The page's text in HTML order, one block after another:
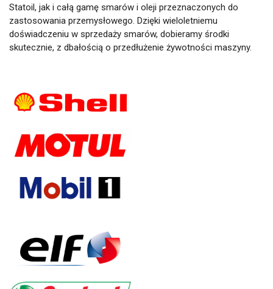
Statoil, jak i całą gamę smarów i oleji przeznaczonych do
zastosowania przemysłowego. Dzięki wieloletniemu
doświadczeniu w sprzedaży smarów, dobieramy środki
skutecznie, z dbałością o przedłużenie żywotności maszyny.